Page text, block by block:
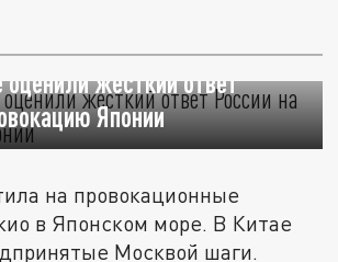
оценили жёсткий ответ
Японии
на провокационные
в Японском море. В Китае
Москвой шаги.